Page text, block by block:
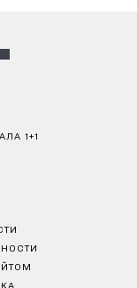
1+1